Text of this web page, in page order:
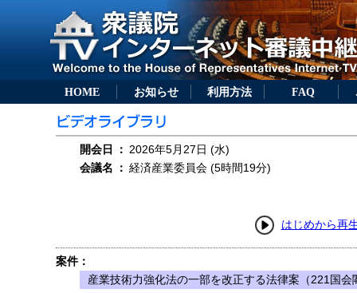
HOME お知らせ 利用方法 FAQ
開会日 ： 2026年5月27日 (水)
会議名
： 経済産業委員会 (5時間19分)
はじめから再
案件：
産業技術力強化法の一部を改正する法律案（221国会